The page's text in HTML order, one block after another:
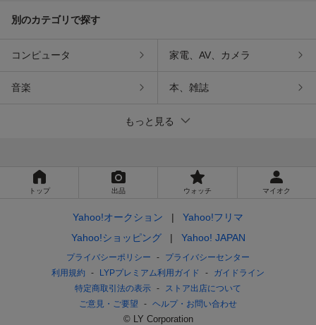
別のカテゴリで探す
コンピュータ 家電、AV、カメラ
音楽 本、雑誌
もっと見る
トップ 出品 ウォッチ マイオク
Yahoo!オークション
Yahoo!フリマ
Yahoo!ショッピング
Yahoo! JAPAN
プライバシーポリシー
プライバシーセンター
利用規約
LYPプレミアム利用ガイド
ガイドライン
特定商取引法の表示
ストア出店について
ご意見・ご要望
ヘルプ・お問い合わせ
© LY Corporation